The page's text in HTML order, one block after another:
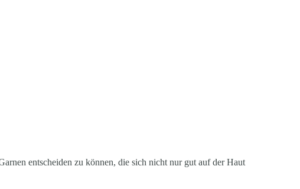
entscheiden zu können, die sich nicht nur gut auf der Haut